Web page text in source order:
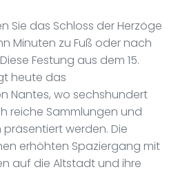
Sie das Schloss der Herzöge
Minuten zu Fuß oder nach
Festung aus dem 15.
heute das
Nantes, wo sechshundert
reiche Sammlungen und
werden. Die
erhöhten Spaziergang mit
auf die Altstadt und ihre